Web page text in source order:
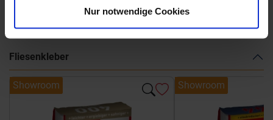
Nur notwendige Cookies
Weitere Serien von Marca Corona
Fliesenkleber
Showroom Showroom